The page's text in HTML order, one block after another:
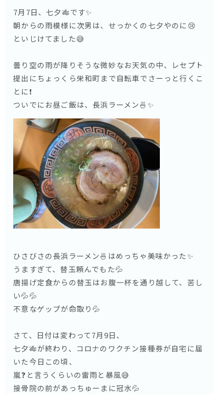
7月7日、七夕🎋です✨
朝からの雨模様に次男は、せっかくの七夕やのに😢
といじけてました😅
曇り空の雨が降りそうな微妙なお天気の中、レセプト
提出にちょっくら栄和町まで自転車でさーっと行くこ
とに❗️
ついでにお昼ご飯は、長浜ラーメン🍜✨
ひさびさの長浜ラーメン🍜はめっちゃ美味かった✨
うますぎて、替玉頼んでもた💦
唐揚げ定食からの替玉はお腹一杯を通り越して、苦し
い💦💦
不意なゲップが命取り💦
さて、日付は変わって7月9日、
七夕🎋が終わり、コロナのワクチン接種券が自宅に届
いた今日この頃、
嵐❓と言うくらいの雷雨と暴風😅
接骨院の前があっちゅーまに冠水💦